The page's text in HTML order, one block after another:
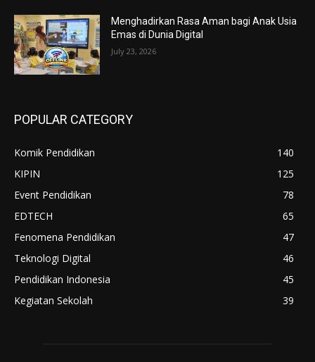
Menghadirkan Rasa Aman bagi Anak Usia
Emas di Dunia Digital
July 23, 2026
POPULAR CATEGORY
Komik Pendidikan
140
KIPIN
125
Event Pendidikan
78
EDTECH
65
Fenomena Pendidikan
47
Teknologi Digital
46
Pendidikan Indonesia
45
Kegiatan Sekolah
39